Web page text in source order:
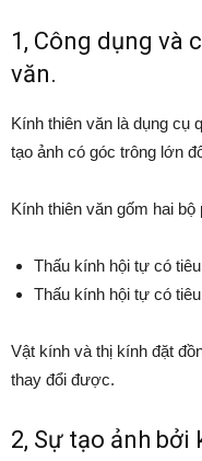
1, Công dụng và
văn.
Kính thiên văn là dụng cụ
tạo ảnh có góc trông lớn
Kính thiên văn gốm hai bộ
Thấu kính hội tự có
Thấu kính hội tự có
Vật kính và thị kính đặt
thay đổi được.
2, Sự tạo ảnh bởi